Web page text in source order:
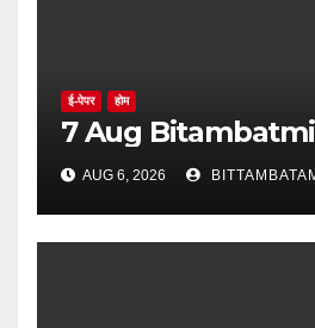
ई-पेपर होम
7 Aug
AUG 6, 2026